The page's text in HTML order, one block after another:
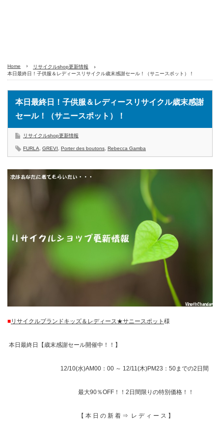
Home
リサイクルshop更新情報
本日最終日！子供服＆レディースリサイクル歳末感謝セール！（サニースポット）！
本日最終日！子供服＆レディースリサイクル歳末感謝
セール！（サニースポット）！
リサイクルshop更新情報
FURLA GREVI Porter des boutons Rebecca Gamba
■リサイクルブランドキッズ＆レディース★サニースポット 様
本日最終日【歳末感謝セール開催中！！】
12/10(水)AM00：00 ～ 12/11(木)PM23：50までの2日間
最大90％OFF！！2日間限りの特別価格！！
【 本 日 の 新 着 ⇒ レ デ ィ ー ス 】